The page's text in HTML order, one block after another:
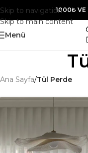
Skip to navigation
Skip to main content
1000₺ VE
Menü
Ana Sayfa/Tül Perde